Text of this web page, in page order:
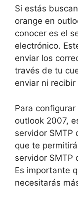
Si estás
orange en
conocer es el
electrónico.
enviar los
través de tu
enviar ni
Para
outlook 2007,
servidor SMTP
que te
servidor SMTP
Es importante
necesitarás